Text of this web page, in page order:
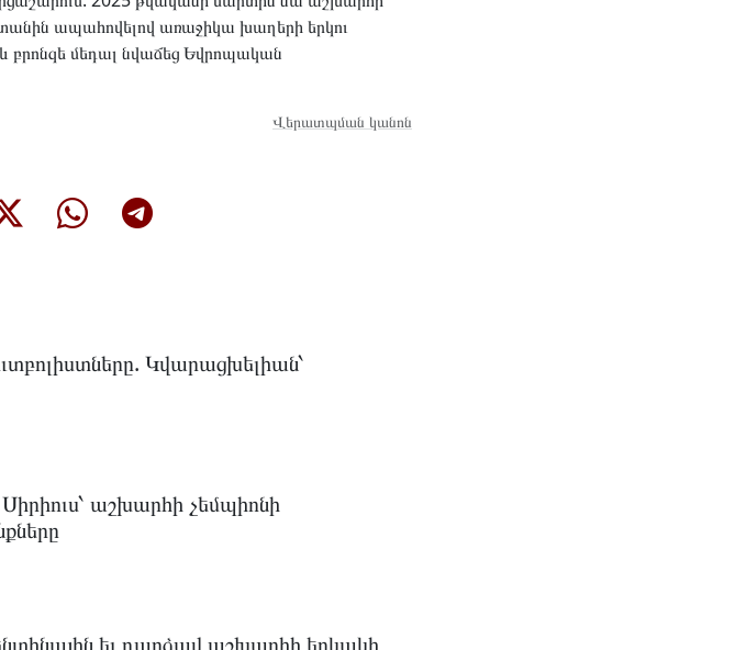
ապահովելով առաջիկա խաղերի երկու
բրոնզե մեդալ նվաճեց Եվրոպական
Վերատպման կանոն
Կվարացխելիան՝
աշխարհի չեմպիոնի
եւ դարձավ աշխարհի երկակի